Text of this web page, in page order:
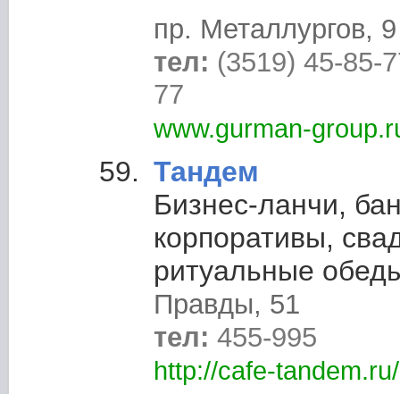
пр. Металлургов, 9
тел: (3519) 45-85-
77
www.gurman-
Тандем
Бизнес-ланчи,
корпоративы,
ритуальные
Правды, 51
тел: 455-995
http://cafe-tandem.ru/